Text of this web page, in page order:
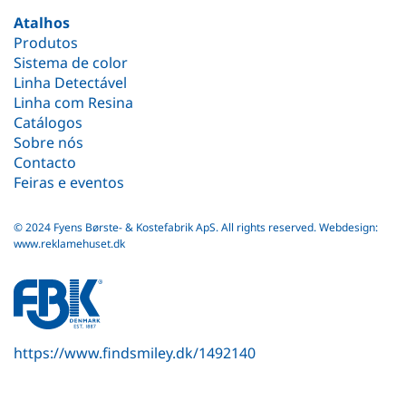
Atalhos
Produtos
Sistema de color
Linha Detectável
Linha com Resina
Catálogos
Sobre nós
Contacto
Feiras e eventos
© 2024 Fyens Børste- & Kostefabrik ApS. All rights reserved.Webdesign:
www.reklamehuset.dk
fbk
https://www.findsmiley.dk/1492140